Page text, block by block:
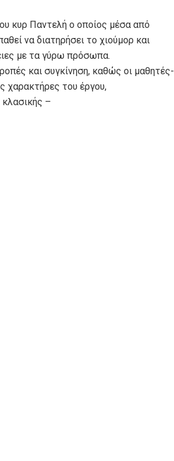
κυρ Παντελή ο οποίος μέσα από
να διατηρήσει το χιούμορ και
με τα γύρω πρόσωπα.
και συγκίνηση, καθώς οι μαθητές-
χαρακτήρες του έργου,
–